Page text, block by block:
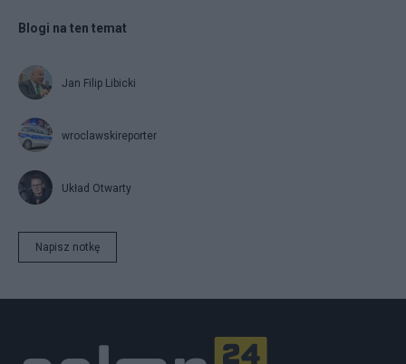
Blogi na ten temat
Jan Filip Libicki
wroclawskireporter
Układ Otwarty
Napisz notkę